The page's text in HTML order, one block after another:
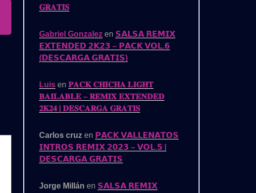
𝐆𝐑𝐀𝐓𝐈𝐒
Gabriel Gonzalez en 𝗦𝗔𝗟𝗦𝗔 𝗥𝗘𝗠𝗜𝗫
𝗘𝗫𝗧𝗘𝗡𝗗𝗘𝗗 𝟮𝗞𝟮𝟯 – 𝗣𝗔𝗖𝗞 𝗩𝗢𝗟.𝟲
(𝗗𝗘𝗦𝗖𝗔𝗥𝗚𝗔 𝗚𝗥𝗔𝗧𝗜𝗦)
Luis en 𝐏𝐀𝐂𝐊 𝐂𝐇𝐈𝐂𝐇𝐀 𝐋𝐈𝐆𝐇𝐓
𝐁𝐀𝐈𝐋𝐀𝐁𝐋𝐄 – 𝐑𝐄𝐌𝐈𝐗 𝐄𝐗𝐓𝐄𝐍𝐃𝐄𝐃
𝟐𝐊𝟐𝟒 | 𝐃𝐄𝐒𝐂𝐀𝐑𝐆𝐀 𝐆𝐑𝐀𝐓𝐈𝐒
Carlos cruz en 𝗣𝗔𝗖𝗞 𝗩𝗔𝗟𝗟𝗘𝗡𝗔𝗧𝗢𝗦
𝗜𝗡𝗧𝗥𝗢𝗦 𝗥𝗘𝗠𝗜𝗫 𝟮𝟬𝟮𝟯 – 𝗩𝗢𝗟.𝟱 |
𝗗𝗘𝗦𝗖𝗔𝗥𝗚𝗔 𝗚𝗥𝗔𝗧𝗜𝗦
Jorge Millán en 𝗦𝗔𝗟𝗦𝗔 𝗥𝗘𝗠𝗜𝗫